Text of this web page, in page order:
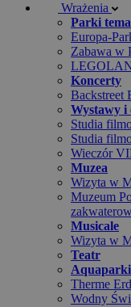
Wrażenia
Parki
Europa-
Zabawa w
Koncerty
Backstreet
Wystawy i
Studia
Studia
Wieczór
Muzea
Wizyta w
Muzeum
Musicale
Wizyta w
Teatr
Aquaparki
Therme
Wodny